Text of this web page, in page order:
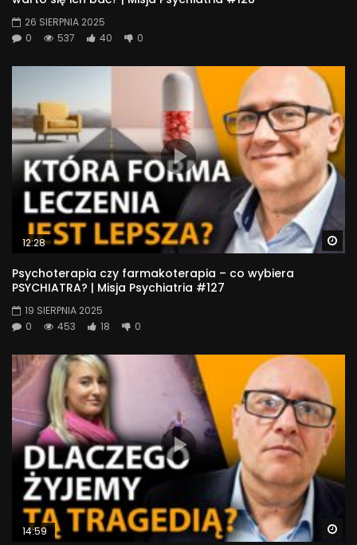
26 SIERPNIA 2025
0
537 40 0
12:28
Psychoterapia czy farmakoterapia – co wybiera
PSYCHIATRA? | Misja Psychiatria #127
19 SIERPNIA 2025
0
453 18 0
14:59